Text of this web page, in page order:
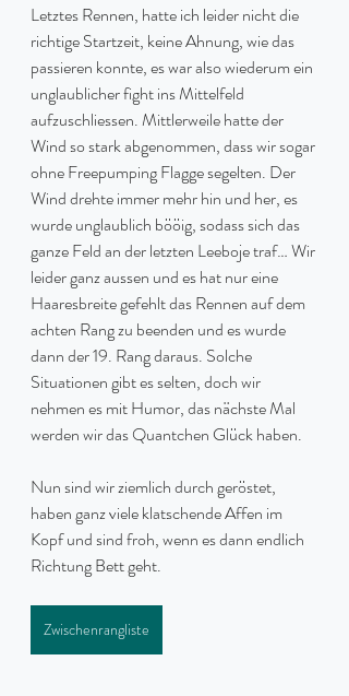
Letztes Rennen, hatte ich leider nicht die
richtige Startzeit, keine Ahnung, wie das
passieren konnte, es war also wiederum ein
unglaublicher fight ins Mittelfeld
aufzuschliessen. Mittlerweile hatte der
Wind so stark abgenommen, dass wir sogar
ohne Freepumping Flagge segelten. Der
Wind drehte immer mehr hin und her, es
wurde unglaublich bööig, sodass sich das
ganze Feld an der letzten Leeboje traf… Wir
leider ganz aussen und es hat nur eine
Haaresbreite gefehlt das Rennen auf dem
achten Rang zu beenden und es wurde
dann der 19. Rang daraus. Solche
Situationen gibt es selten, doch wir
nehmen es mit Humor, das nächste Mal
werden wir das Quantchen Glück haben.
Nun sind wir ziemlich durch geröstet,
haben ganz viele klatschende Affen im
Kopf und sind froh, wenn es dann endlich
Richtung Bett geht.
Zwischenrangliste